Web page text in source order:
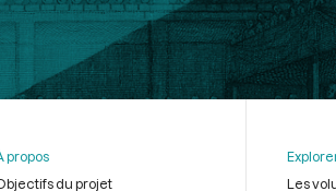
propos
du projet
Les